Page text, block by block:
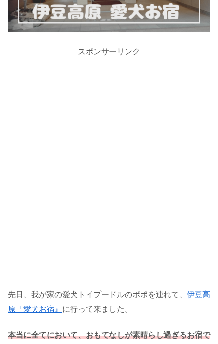
スポンサーリンク
先日、我が家の愛犬トイプードルのポポを連れて、 伊豆高
原『愛犬お宿』 に行って来ました。
本当に全てにおいて、おもてなしが素晴らし過ぎるお宿で